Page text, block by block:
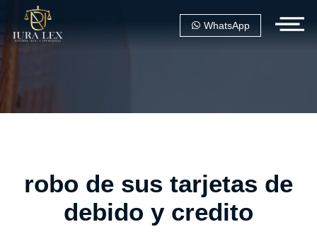
WhatsApp
robo de sus tarjetas de
debido y credito